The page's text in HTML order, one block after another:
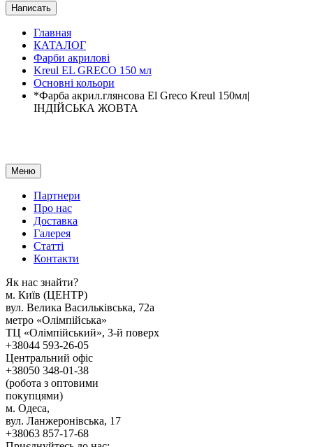
Написать
Главная
КАТАЛОГ
Фарби акрилові
Kreul EL GRECO 150 мл
Основні кольори
*Фарба акрил.глянсова El Greco Kreul 150мл|
ІНДІЙСЬКА ЖОВТА
Меню
Партнери
Про нас
Доставка
Галерея
Статтi
Контакти
Як наc знайти?
м. Киïв (ЦЕНТР)
вул. Велика Васильківська, 72а
метро «Олімпійська»
ТЦ «Олімпійський», 3-й поверх
+38044 593-26-05
Центральний офіс
+38050 348-01-38
(робота з оптовими
покупцями)
м. Одеса,
вул. Ланжеронівська, 17
+38063 857-17-68